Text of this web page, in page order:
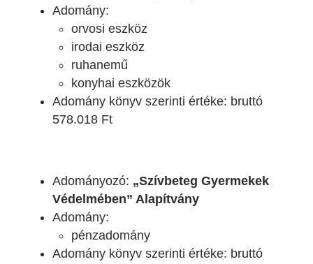
Adomány:
orvosi eszköz
irodai eszköz
ruhanemű
konyhai eszközök
Adomány könyv szerinti értéke: bruttó
578.018 Ft
Adományozó: „Szívbeteg Gyermekek
Védelmében” Alapítvány
Adomány:
pénzadomány
Adomány könyv szerinti értéke: bruttó